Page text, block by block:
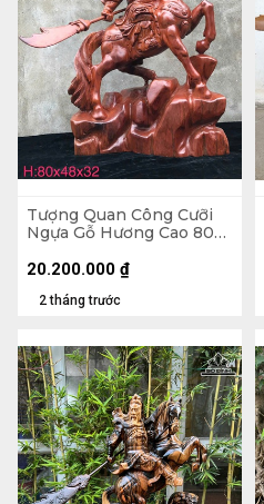
Tượng Quan Công Cưỡi
Ngựa Gỗ Hương Cao 80
2 tháng trước
20.200.000 ₫